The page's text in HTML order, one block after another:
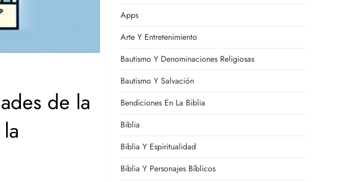
de la
Apps
Arte Y Entretenimiento
Bautismo Y Denominaciones Religiosas
Bautismo Y Salvación
Bendiciones En La Biblia
Biblia
Biblia Y Espiritualidad
Biblia Y Personajes Bíblicos